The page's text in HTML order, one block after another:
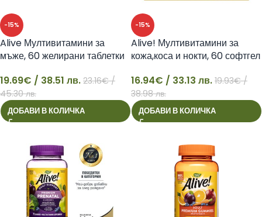
-15%
19
Alive Мултивитамини за
мъже, 60 желирани таблетки
19.69€ / 38.51 лв. 23.16€/
45.30 лв.
ДОБАВИ В КОЛИЧКА
-15%
16
Alive! Мултивитамини за
кожа,коса и нокти, 60 софтгел
16.94€ / 33.13 лв. 19.93€/
38.98 лв.
ДОБАВИ В КОЛИЧКА